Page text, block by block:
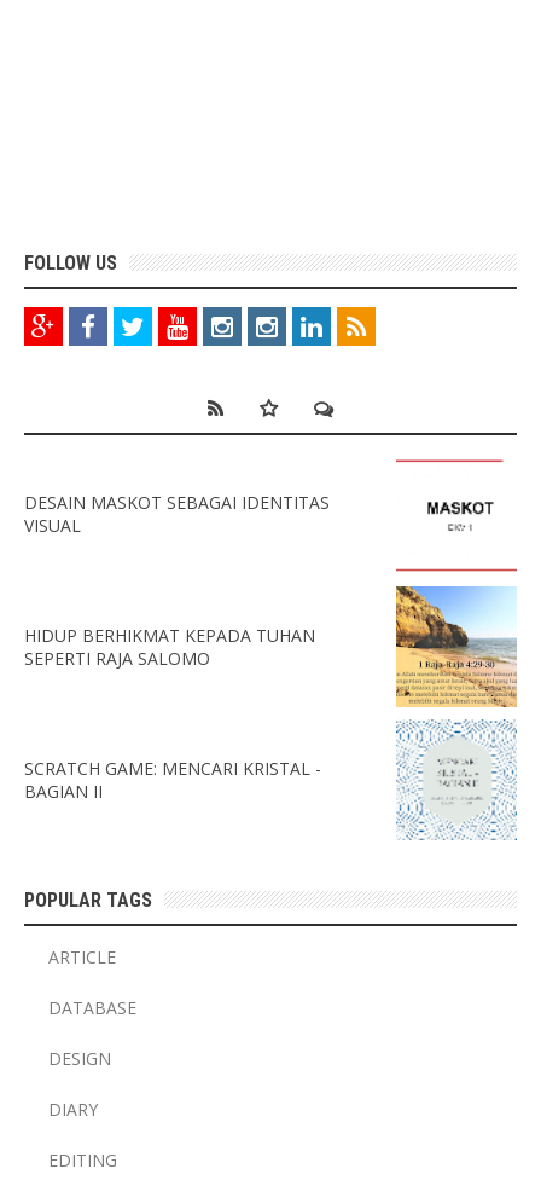
FOLLOW US
DESAIN MASKOT SEBAGAI IDENTITAS
VISUAL
HIDUP BERHIKMAT KEPADA TUHAN
SEPERTI RAJA SALOMO
SCRATCH GAME: MENCARI KRISTAL -
BAGIAN II
POPULAR TAGS
ARTICLE
DATABASE
DESIGN
DIARY
EDITING